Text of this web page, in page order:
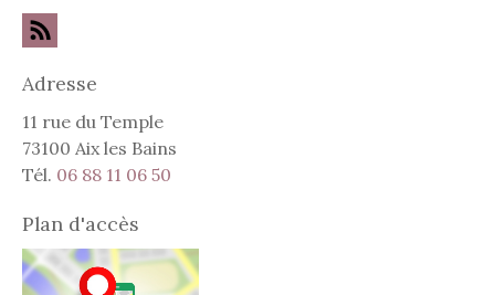
Adresse
11 rue du Temple
73100 Aix les Bains
Tél. 06 88 11 06 50
Plan d'accès